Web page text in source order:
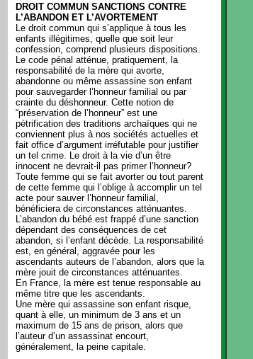
DROIT COMMUN SANCTIONS CONTRE
L’ABANDON ET L’AVORTEMENT
Le droit commun qui s’applique à tous les
enfants illégitimes, quelle que soit leur
confession, comprend plusieurs dispositions.
Le code pénal atténue, pratiquement, la
responsabilité de la mère qui avorte,
abandonne ou même assassine son enfant
pour sauvegarder l’honneur familial ou par
crainte du déshonneur. Cette notion de
“préservation de l’honneur” est une
pétrification des traditions archaïques qui ne
conviennent plus à nos sociétés actuelles et
fait office d’argument irréfutable pour justifier
un tel crime. Le droit à la vie d’un être
innocent ne devrait-il pas primer l’honneur?
Toute femme qui se fait avorter ou tout parent
de cette femme qui l’oblige à accomplir un tel
acte pour sauver l’honneur familial,
bénéficiera de circonstances atténuantes.
L’abandon du bébé est frappé d’une sanction
dépendant des conséquences de cet
abandon, si l’enfant décède. La responsabilité
est, en général, aggravée pour les
ascendants auteurs de l’abandon, alors que la
mère jouit de circonstances atténuantes.
En France, la mère est tenue responsable au
même titre que les ascendants.
Une mère qui assassine son enfant risque,
quant à elle, un minimum de 3 ans et un
maximum de 15 ans de prison, alors que
l’auteur d’un assassinat encourt,
généralement, la peine capitale.